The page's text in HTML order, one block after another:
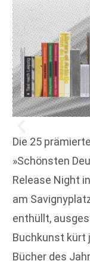
Die 25
»Schönsten
Release Night
am
enthüllt,
Buchkunst kürt
Bücher des